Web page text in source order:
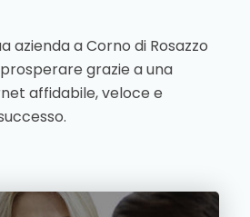
azienda a Corno di Rosazzo
grazie a una
affidabile, veloce e